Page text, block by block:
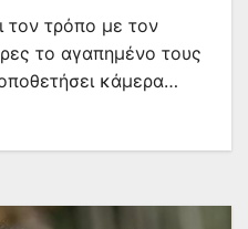
τον τρόπο με τον
το αγαπημένο τους
κάμερα…